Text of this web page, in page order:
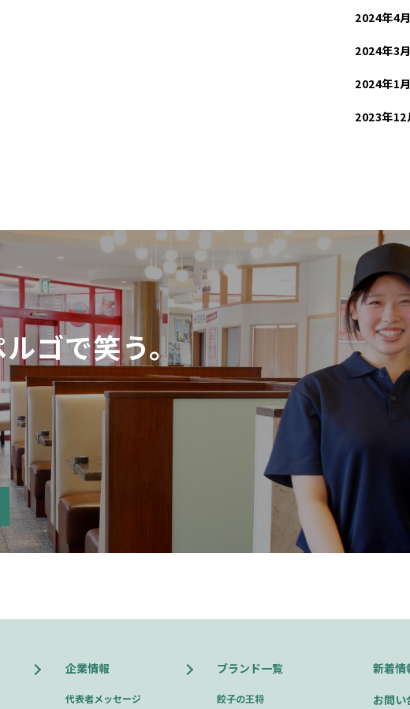
2024年4月
2024年3月
2024年1月
2023年12
ゴで笑う。
企業情報
代表者メッセージ
ブランド一覧
餃子の王将
新着情
お問い